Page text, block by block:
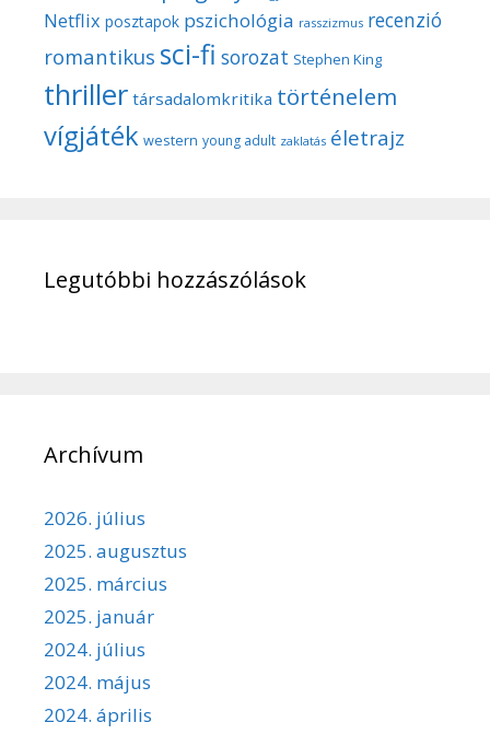
Netflix posztapok pszichológia rasszizmus recenzió
romantikus sci-fi sorozat Stephen King
thriller társadalomkritika történelem
vígjáték western young adult zaklatás életrajz
Legutóbbi hozzászólások
Archívum
2026. július
2025. augusztus
2025. március
2025. január
2024. július
2024. május
2024. április